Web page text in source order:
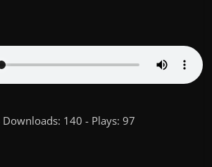
Downloads: 140 - Plays: 97